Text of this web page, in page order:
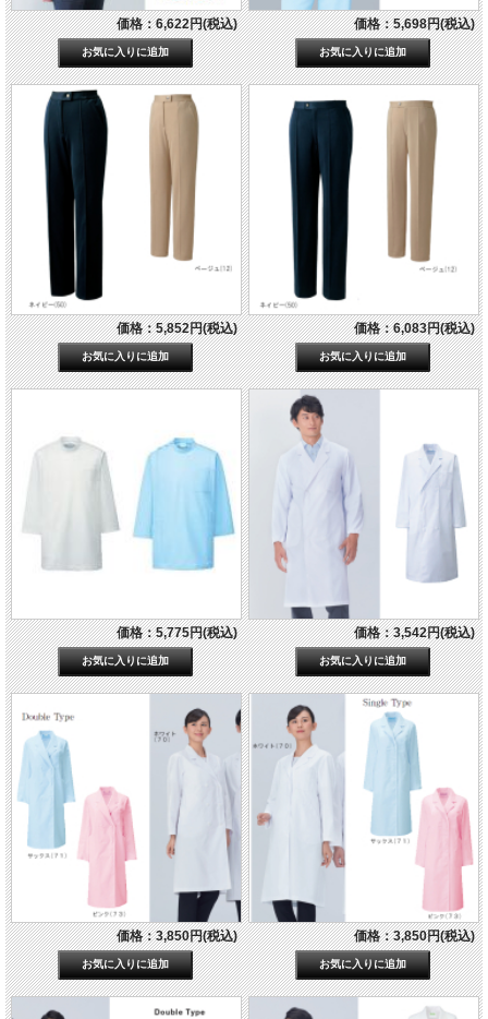
価格：6,622円(税込) 価格：5,698円(税込)
価格：5,852円(税込) 価格：6,083円(税込)
価格：5,775円(税込) 価格：3,542円(税込)
価格：3,850円(税込) 価格：3,850円(税込)